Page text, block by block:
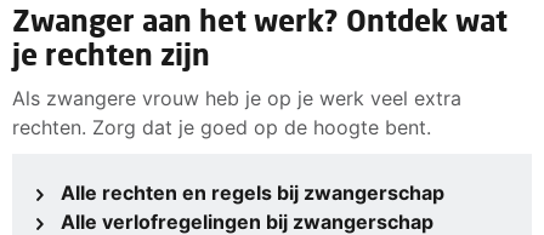
soort werk doet, meld dan je zwangerschap zo snel
mogelijk.
Meer over werktijden tijdens je zwangerschap
Meer over werkomstandigheden tijdens je
UWV. De werkgever vraagt twee weken voor de
uitgerekende bevallingsdatum de uitkering voor je
verlofperiode aan. Ook regelt hij een vervanger voor jou
tijdens je verlof. Het UWV betaalt de uitkering aan je
werkgever. Die betaalt jouw salaris door.
Zwanger aan het werk? Ontdek wat
je rechten zijn
Als zwangere vrouw heb je op je werk veel extra
rechten. Zorg dat je goed op de hoogte bent.
Alle rechten en regels bij zwangerschap
Alle verlofregelingen bij zwangerschap